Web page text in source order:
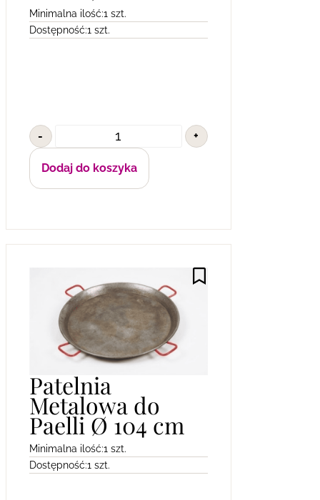
Minimalna ilość:1 szt.
Dostępność:1 szt.
- +
Dodaj do koszyka
Patelnia
Metalowa do
Paelli Ø 104 cm
Minimalna ilość:1 szt.
Dostępność:1 szt.